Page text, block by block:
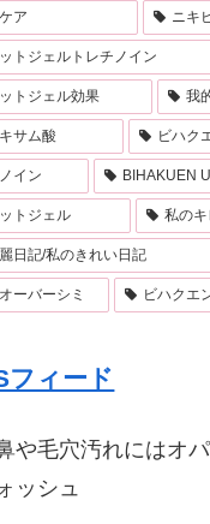
ア ニキ
トジェルトレチノイン
トジェル効果 我
サム酸 ビハク
イン BIHAKUEN
トジェル 私の
日記/私のきれい日記
ーバーシミ ビハクエ
フィード
や毛穴汚れにはオ
ッシュ